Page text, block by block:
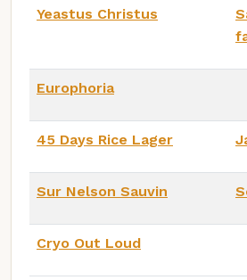
Yeastus Christus
Europhoria
45 Days Rice Lager
Sur Nelson Sauvin
Cryo Out Loud